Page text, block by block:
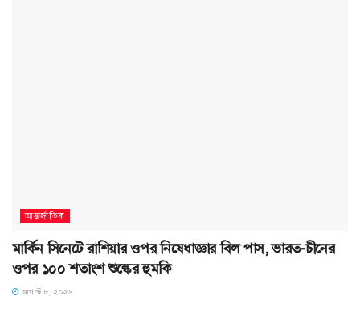
আন্তর্জাতিক
মার্কিন সিনেটে রাশিয়ার ওপর নিষেধাজ্ঞার বিল পাস, ভারত-চীনের
ওপর ১০০ শতাংশ শুল্কের হুমকি
আগস্ট ৮, ২০২৬